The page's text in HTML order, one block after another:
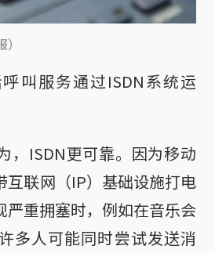
叫服务通过ISDN系统运
，ISDN更可靠。因为移动
互联网（IP）基础设施打电
严重拥塞时，例如在音乐会
多人可能同时尝试发送消